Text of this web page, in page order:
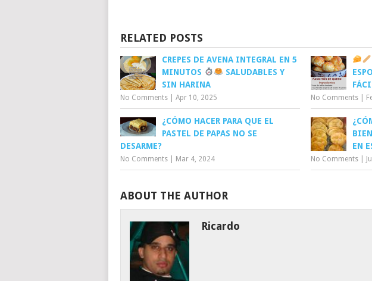
RELATED POSTS
CREPES DE AVENA INTEGRAL EN 5
MINUTOS
SALUDABLES Y
SIN HARINA
No Comments Apr 10, 2025 No Comments
¿CÓMO HACER PARA QUE EL
PASTEL DE PAPAS NO SE
DESARME?
No Comments Mar 4, 2024
EN
No Comments
ABOUT THE AUTHOR
Ricardo